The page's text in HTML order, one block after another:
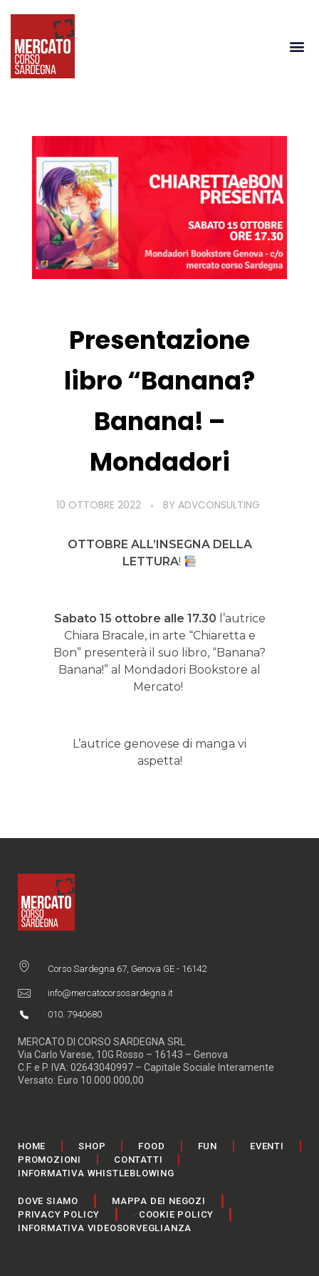
Presentazione
libro “Banana?
Banana! –
Mondadori
10 OTTOBRE 2022 BY ADVCONSULTING
OTTOBRE ALL’INSEGNA DELLA
LETTURA!
Sabato 15 ottobre alle 17.30 l’autrice
Chiara Bracale, in arte “Chiaretta e
Bon” presenterà il suo libro, “Banana?
Banana!” al Mondadori Bookstore al
Mercato!
L’autrice genovese di manga vi
aspetta!
Corso Sardegna 67, Genova GE - 16142
info@mercatocorsosardegna.it
010. 7940680
MERCATO DI CORSO SARDEGNA SRL
Via Carlo Varese, 10G Rosso – 16143 – Genova
C.F. e P. IVA: 02643040997 – Capitale Sociale Interamente
Versato: Euro 10.000.000,00
HOME SHOP FOOD FUN
EVENTI
PROMOZIONI
CONTATTI
INFORMATIVA WHISTLEBLOWING
DOVE SIAMO
MAPPA DEI NEGOZI
PRIVACY POLICY
COOKIE POLICY
INFORMATIVA VIDEOSORVEGLIANZA